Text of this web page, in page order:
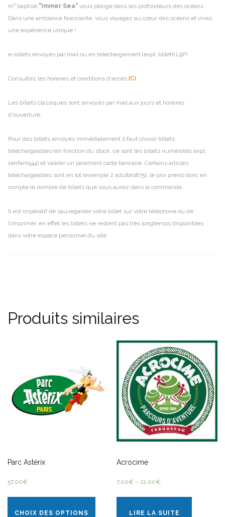
m² baptisé "Immer Sea" vous plonge dans les profondeurs des océans.
Dans une ambiance fascinante, vous voyagez au cœur des océans et vivez
une expérience unique !
e-billets envoyés par mail ou en téléchargement (expl: billetKL9P)
Consultez les horaires et conditions d'accès ICI
Les billets classiques sont envoyés par mail aux jours et horaires
d'ouverture.
Pour des billets envoyés immédiatement il faut choisir billets
téléchargeables (en fonction du stock, ce sont les billets numérotés expl:
1enfant544) et valider un paiement carte bancaire. Certains articles
téléchargeables sont en lot (exemple 2 adultes875), le prix prend donc en
compte le nombre de billets que vous aurez dans la commande.
Il est impératif de sauvegarder votre billet sur votre téléphone ou de
l'imprimer, en effet les billets ne restent pas très longtemps disponibles
dans votre espace personnel du site.
Produits similaires
Parc Astérix
57,00€
CHOIX DES OPTIONS
Acrocime
7,00€ – 21,00€
LIRE LA SUITE